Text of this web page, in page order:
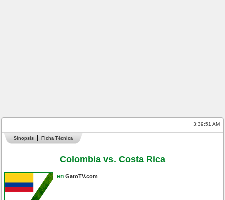
3:39:52 AM
Sinopsis Ficha Técnica
Colombia vs. Costa Rica
en GatoTV.com